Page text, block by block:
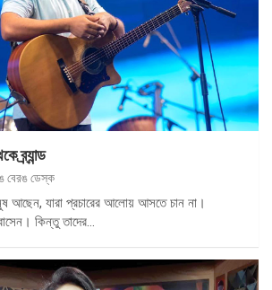
ব্র্যান্ড
বেরঙ ডেস্ক
আছেন, যারা প্রচারের আলোয় আসতে চান না।
কিন্তু তাদের…